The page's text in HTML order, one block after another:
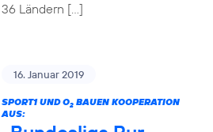
36 Ländern […]
16. Januar 2019
SPORT1 UND O2BAUEN KOOPERATION
AUS: